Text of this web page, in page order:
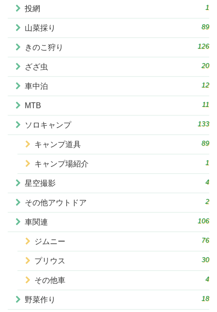
投網 1
山菜採り 89
きのこ狩り 126
ざざ虫 20
車中泊 12
MTB 11
ソロキャンプ 133
キャンプ道具 89
キャンプ場紹介 1
星空撮影 4
その他アウトドア 2
車関連 106
ジムニー 76
プリウス 30
その他車 4
野菜作り 18